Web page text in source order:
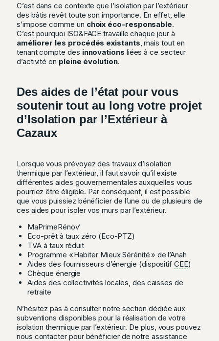
C’est dans ce contexte que l’isolation par l’extérieur
des bâtis revêt toute son importance. En effet, elle
s’impose comme un choix éco-responsable.
C’est pourquoi ISO&FACE travaille chaque jour à
améliorer les procédés existants , mais tout en
tenant compte des innovations liées à ce secteur
d’activité en pleine évolution.
Des aides de l’état pour vous
soutenir tout au long votre projet
d’Isolation par l’Extérieur à
Cazaux
Lorsque vous prévoyez des travaux d’isolation
thermique par l’extérieur, il faut savoir qu’il existe
différentes aides gouvernementales auxquelles vous
pourriez être éligible. Par conséquent, il est possible
que vous puissiez bénéficier de l’une ou de plusieurs de
ces aides pour isoler vos murs par l’extérieur.
MaPrimeRénov’
Eco-prêt à taux zéro (Eco-PTZ)
TVA à taux réduit
Programme « Habiter Mieux Sérénité » de l’Anah
Aides des fournisseurs d’énergie (dispositifCEE)
Chèque énergie
Aides des collectivités locales, des caisses de
retraite
N’hésitez pas à consulter notre section dédiée aux
subventions disponibles pour la réalisation de votre
isolation thermique par l’extérieur. De plus, vous pouvez
nous contacter pour bénéficier de notre assistance